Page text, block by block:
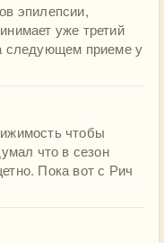
эпилепсии,
уже третий
следующем приеме у
чтобы
что в сезон
Пока вот с Рич